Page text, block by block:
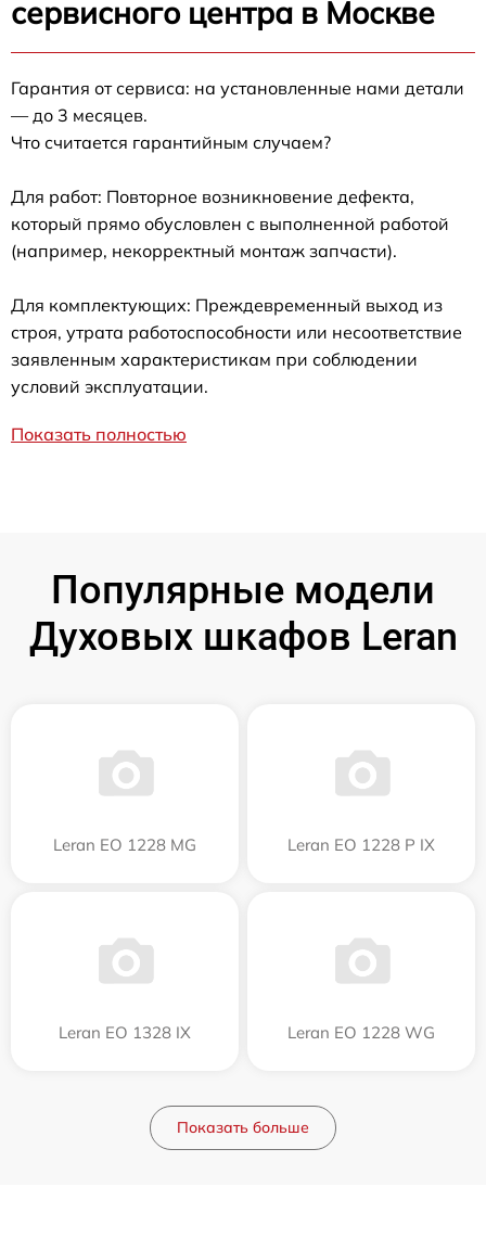
сервисного центра в Москве
Гарантия от сервиса: на установленные нами детали
— до 3 месяцев.
Что считается гарантийным случаем?
Для работ: Повторное возникновение дефекта,
который прямо обусловлен с выполненной работой
(например, некорректный монтаж запчасти).
Для комплектующих: Преждевременный выход из
строя, утрата работоспособности или несоответствие
заявленным характеристикам при соблюдении
условий эксплуатации.
Показать полностью
Популярные модели
Духовых шкафов Leran
Leran EO 1228 MG Leran EO 1228 P IX
Leran EO 1328 IX Leran EO 1228 WG
Показать больше